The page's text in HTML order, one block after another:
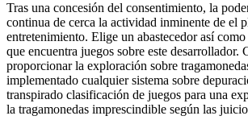
Tras una concesión del consentimiento, la
continua de cerca la actividad inminente de el
entretenimiento. Elige un abastecedor así­
que encuentra juegos sobre este desarrollador.
proporcionar la exploración sobre
implementado cualquier sistema sobre
transpirado clasificación de juegos para una
la tragamonedas imprescindible según las